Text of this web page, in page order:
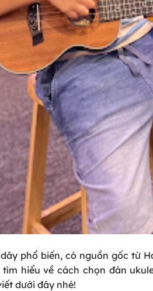
phổ biến, có nguồn gốc từ
hiểu về cách chọn đàn
dưới đây nhé!